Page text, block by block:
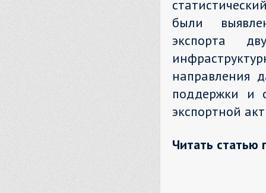
были
экспорта
направления
поддержки и
экспортной
Читать статью